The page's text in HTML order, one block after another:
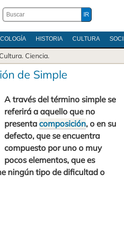
HISTORIA CULTURA
Cultura. Ciencia.
de Simple
A través del término simple se
referirá a aquello que no
presentacomposición, o en su
defecto, que se encuentra
compuesto por uno o muy
pocos elementos, que es
ningún tipo de dificultad o